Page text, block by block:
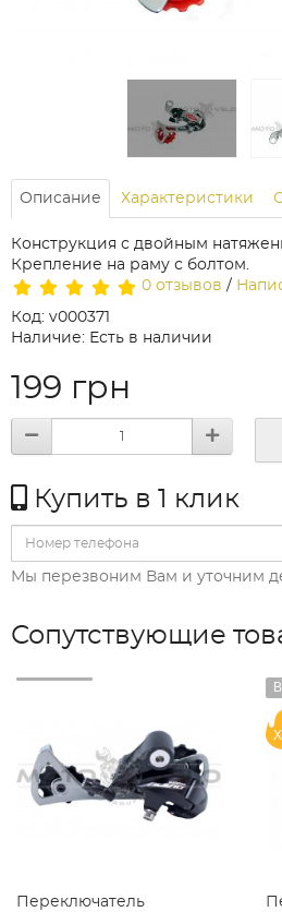
Описание Характеристики
Конструкция с двойным
Крепление на раму с болтом.
0 отзывов /
Код: v000371
Наличие: Есть в наличии
199 грн
Купить в 1 клик
Мы перезвоним Вам и уточним
Сопутствующие
Переключатель